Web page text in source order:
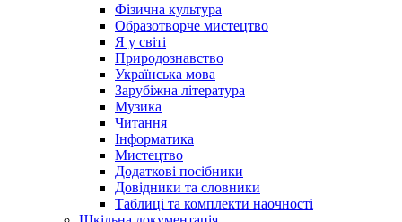
Фізична культура
Образотворче мистецтво
Я у світі
Природознавство
Українська мова
Зарубіжна література
Музика
Читання
Інформатика
Мистецтво
Додаткові посібники
Довідники та словники
Таблиці та комплекти наочності